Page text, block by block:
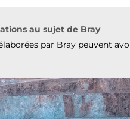
au sujet de Bray
par Bray peuvent